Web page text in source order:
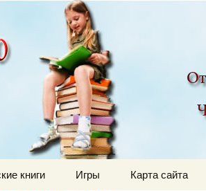
мир
книги Игры
Карта сайта